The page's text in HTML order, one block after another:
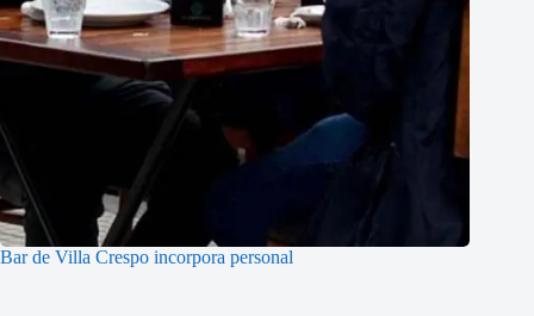
Bar de Villa Crespo incorpora personal